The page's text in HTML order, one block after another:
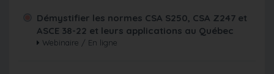
Démystifier les normes CSA S250, CSA Z247 et
ASCE 38-22 et leurs applications au Québec
Webinaire / En ligne